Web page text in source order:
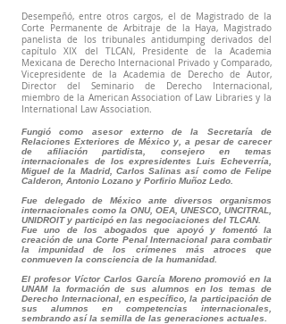
Desempeñó, entre otros cargos, el de Magistrado de la
Corte Permanente de Arbitraje de la Haya, Magistrado
panelista de los tribunales antidumping derivados del
capítulo XIX del TLCAN, Presidente de la Academia
Mexicana de Derecho Internacional Privado y Comparado,
Vicepresidente de la Academia de Derecho de Autor,
Director del Seminario de Derecho Internacional,
miembro de la American Association of Law Libraries y la
International Law Association.
Fungió como asesor externo de la Secretaría de
Relaciones Exteriores de México y, a pesar de carecer
de afiliación partidista, consejero en temas
internacionales de los expresidentes Luis Echeverría,
Miguel de la Madrid, Carlos Salinas así como de Felipe
Calderon, Antonio Lozano y Porfirio Muñoz Ledo.
Fue delegado de México ante diversos organismos
internacionales como la ONU, OEA, UNESCO, UNCITRAL,
UNIDROIT y participó en las negociaciones del TLCAN.
Fue uno de los abogados que apoyó y fomentó la
creación de una Corte Penal Internacional para combatir
la impunidad de los crímenes más atroces que
conmueven la consciencia de la humanidad.
El profesor Víctor Carlos García Moreno promovió en la
UNAM la formación de sus alumnos en los temas de
Derecho Internacional, en específico, la participación de
sus alumnos en competencias internacionales,
sembrando así la semilla de las generaciones actuales.